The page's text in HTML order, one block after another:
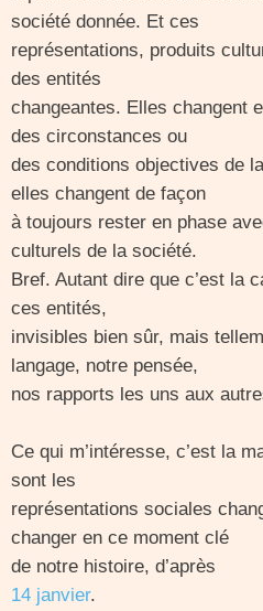
société donnée. Et ces
représentations, produits
des entités
changeantes. Elles changent
des circonstances ou
des conditions objectives de
elles changent de façon
à toujours rester en phase
culturels de la société.
Bref. Autant dire que c’est la
ces entités,
invisibles bien sûr, mais
langage, notre pensée,
nos rapports les uns aux
Ce qui m’intéresse, c’est la
sont les
représentations sociales
changer en ce moment clé
de notre histoire, d’après
14 janvier.